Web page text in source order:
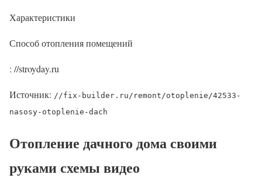
Характеристики
Способ отопления помещений
: //stroyday.ru
Источник: //fix-builder.ru/remont/otoplenie/42533-
nasosy-otoplenie-dach
Отопление дачного дома своими
руками схемы видео